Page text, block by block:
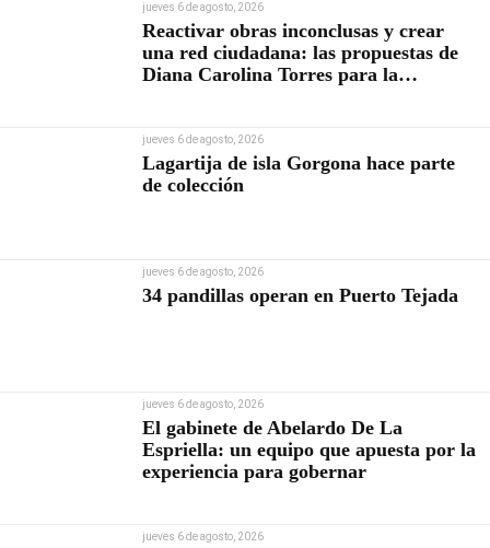
jueves 6 de agosto, 2026
Reactivar obras inconclusas y crear
una red ciudadana: las propuestas de
Diana Carolina Torres para la
jueves 6 de agosto, 2026
Lagartija de isla Gorgona hace parte
de colección
jueves 6 de agosto, 2026
34 pandillas operan en Puerto Tejada
jueves 6 de agosto, 2026
El gabinete de Abelardo De La
Espriella: un equipo que apuesta por la
experiencia para gobernar
jueves 6 de agosto, 2026